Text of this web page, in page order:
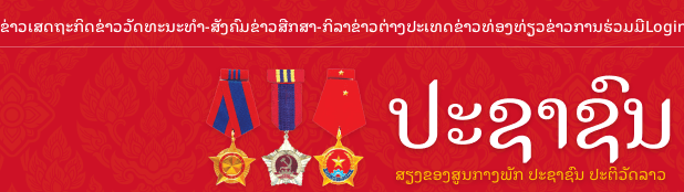
ຂ່າວເສດຖະກິດຂ່າວວັດທະນະທຳ-ສັງຄົມຂ່າວສືກສາ-ກິລາຂ່າວຕ່າງປະເທດຂ່າວທ່ອງທ່ຽວຂ່າວການຮ່ວມມື